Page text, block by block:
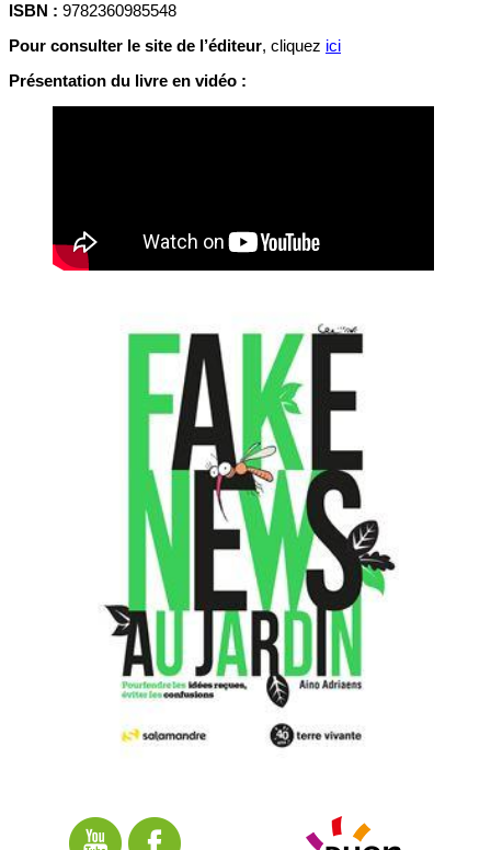
ISBN : 9782360985548
Pour consulter le site de l’éditeur, cliquez ici
Présentation du livre en vidéo :